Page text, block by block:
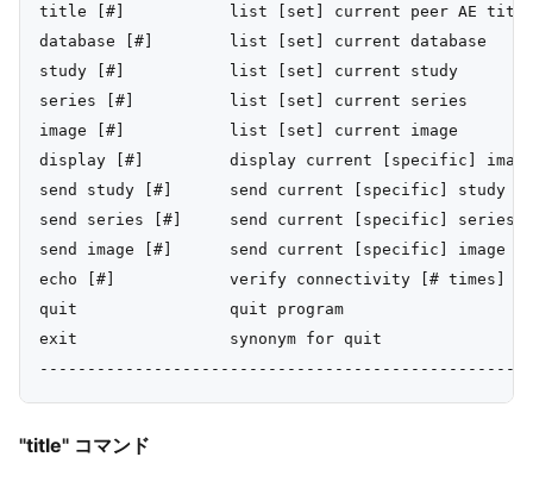
title [#]           list [set] current peer AE title
database [#]        list [set] current database
study [#]           list [set] current study
series [#]          list [set] current series
image [#]           list [set] current image
display [#]         display current [specific] image
send study [#]      send current [specific] study
send series [#]     send current [specific] series
send image [#]      send current [specific] image
echo [#]            verify connectivity [# times]
quit                quit program
exit                synonym for quit
"title" コマンド